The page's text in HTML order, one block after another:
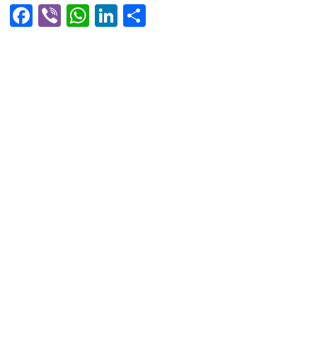
Facebook
ViberWhatsApp
LinkedIn